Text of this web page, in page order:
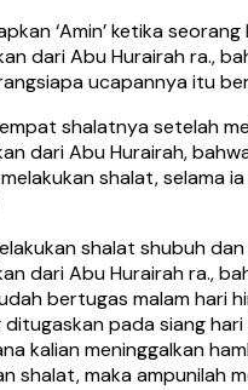
‘Amin’ ketika
dari Abu Hurairah ra.,
ucapannya itu
shalatnya setelah
dari Abu Hurairah,
shalat, selama
shalat shubuh dan
dari Abu Hurairah ra.,
bertugas malam hari
ditugaskan pada siang
kalian meninggalkan
shalat, maka ampunilah